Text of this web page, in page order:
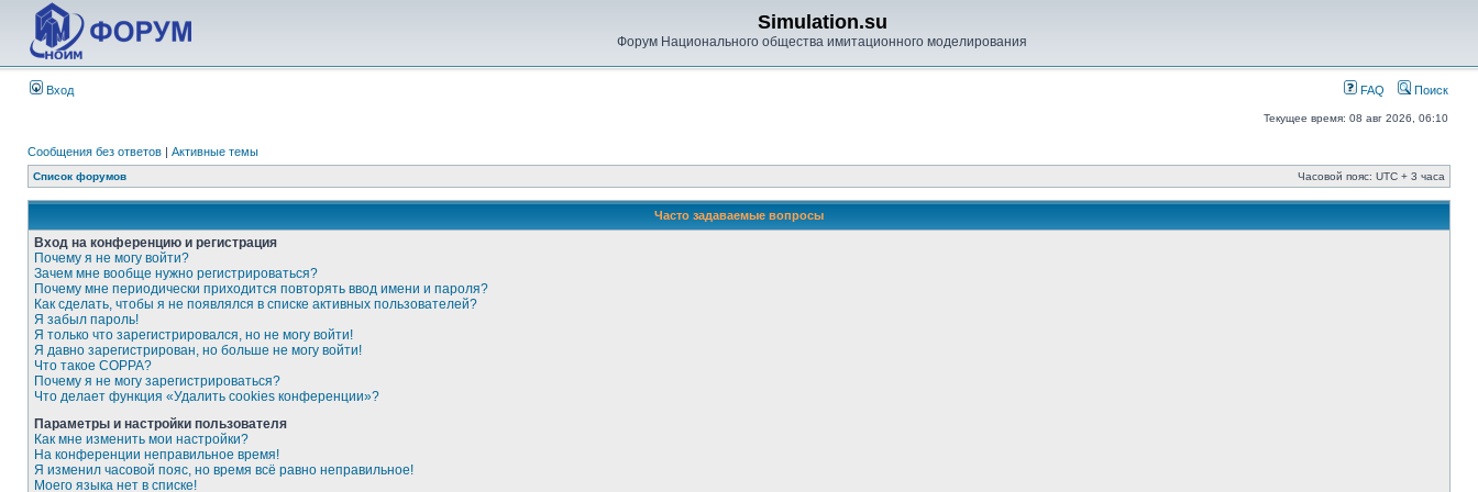
Simulation.su
Форум Национального общества имитационного моделирования
Вход FAQ Поиск
Текущее время: 08 авг 2026, 06:10
Сообщения без ответов | Активные темы
Список форумов Часовой пояс: UTC + 3 часа
Часто задаваемые вопросы
Вход на конференцию и регистрация
Почему я не могу войти?
Зачем мне вообще нужно регистрироваться?
Почему мне периодически приходится повторять ввод имени и пароля?
Как сделать, чтобы я не появлялся в списке активных пользователей?
Я забыл пароль!
Я только что зарегистрировался, но не могу войти!
Я давно зарегистрирован, но больше не могу войти!
Что такое COPPA?
Почему я не могу зарегистрироваться?
Что делает функция «Удалить cookies конференции»?
Параметры и настройки пользователя
Как мне изменить мои настройки?
На конференции неправильное время!
Я изменил часовой пояс, но время всё равно неправильное!
Моего языка нет в списке!